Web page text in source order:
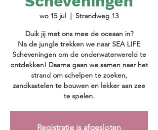
wo 15 jul
  |
Strandweg 13
Duik jij met ons mee de oceaan in?
Na de jungle trekken we naar SEA LIFE
Scheveningen om de onderwaterwereld te
ontdekken! Daarna gaan we samen naar het
strand om schelpen te zoeken,
zandkastelen te bouwen en lekker aan zee
te spelen.
Registratie is afgesloten